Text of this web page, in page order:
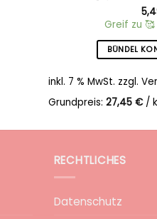
Greif zu
BÜNDEL
inkl. 7 % MwSt. zzgl.
Grundpreis: 27,45 €/
RECHTLICHES
Datenschutz